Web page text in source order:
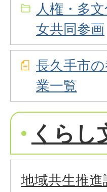
人権・多
女共同参画
長久手市
業一覧
くらし
地域共生推進